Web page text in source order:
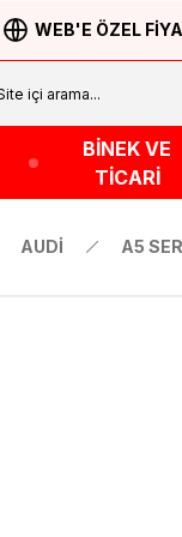
WEB'E ÖZEL
BİNEK VE
TİCARİ
AUDİ A5